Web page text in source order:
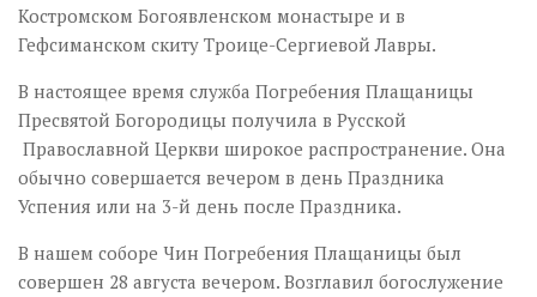
Костромском Богоявленском монастыре и в
Гефсиманском скиту Троице-Сергиевой Лавры.
В настоящее время служба Погребения Плащаницы
Пресвятой Богородицы получила в Русской
Православной Церкви широкое распространение. Она
обычно совершается вечером в день Праздника
Успения или на 3-й день после Праздника.
В нашем соборе Чин Погребения Плащаницы был
совершен 28 августа вечером. Возглавил богослужение